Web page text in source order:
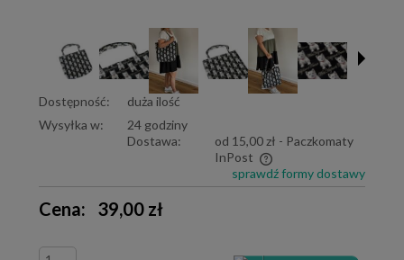
Dostępność:
duża ilość
Wysyłka w:
24 godziny
Dostawa:
od 15,00 zł - Paczkomaty
InPost
Cena nie zawiera ewentualnych kosztów płatności
sprawdź formy dostawy
Cena: 39,00 zł